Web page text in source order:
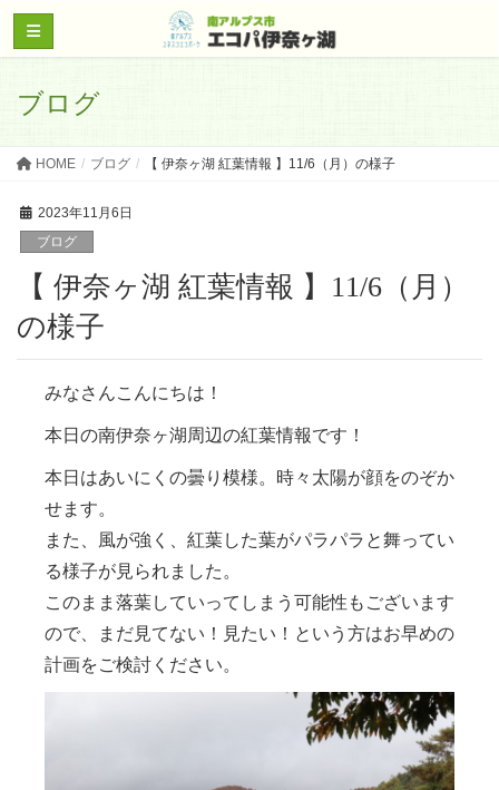
ブログ
HOME ブログ 【 伊奈ヶ湖 紅葉情報 】11/6（月）の様子
2023年11月6日
ブログ
【 伊奈ヶ湖 紅葉情報 】11/6（月）
の様子
みなさんこんにちは！
本日の南伊奈ヶ湖周辺の紅葉情報です！
本日はあいにくの曇り模様。時々太陽が顔をのぞか
せます。
また、風が強く、紅葉した葉がパラパラと舞ってい
る様子が見られました。
このまま落葉していってしまう可能性もございます
ので、まだ見てない！見たい！という方はお早めの
計画をご検討ください。